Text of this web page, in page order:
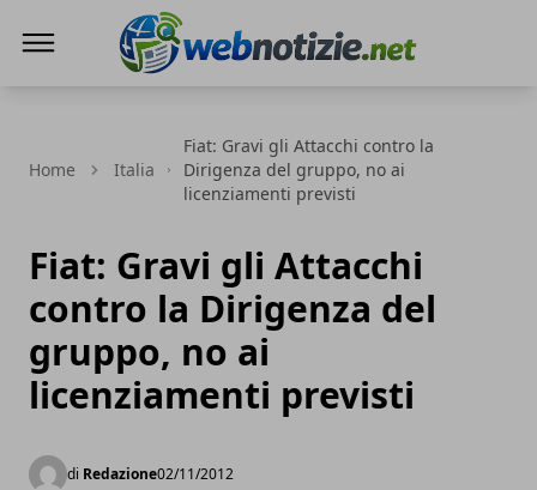
Home Italia
Fiat: Gravi gli Attacchi contro la
Dirigenza del gruppo, no ai
licenziamenti previsti
Fiat: Gravi gli Attacchi
contro la Dirigenza del
gruppo, no ai
licenziamenti previsti
di Redazione02/11/2012